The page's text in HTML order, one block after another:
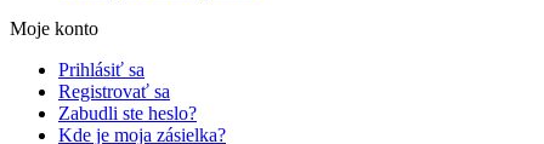
Moje konto
Prihlásiť sa
Registrovať sa
Zabudli ste heslo?
Kde je moja zásielka?